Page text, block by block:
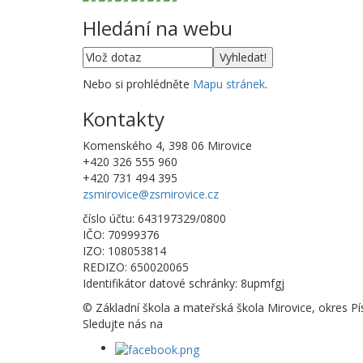
Hledání na webu
Nebo si prohlédněte Mapu stránek.
Kontakty
Komenského 4, 398 06 Mirovice
+420 326 555 960
+420 731 494 395
zsmirovice@zsmirovice.cz
číslo účtu: 643197329/0800
IČO: 70999376
IZO: 108053814
REDIZO: 650020065
Identifikátor datové schránky: 8upmfgj
© Základní škola a mateřská škola Mirovice, okres
Sledujte nás na